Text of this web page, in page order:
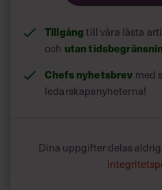
Tillgångtill våra låsta
och utan
Chefs nyhetsbrev med
ledarskapsnyheterna!
Dina uppgifter delas